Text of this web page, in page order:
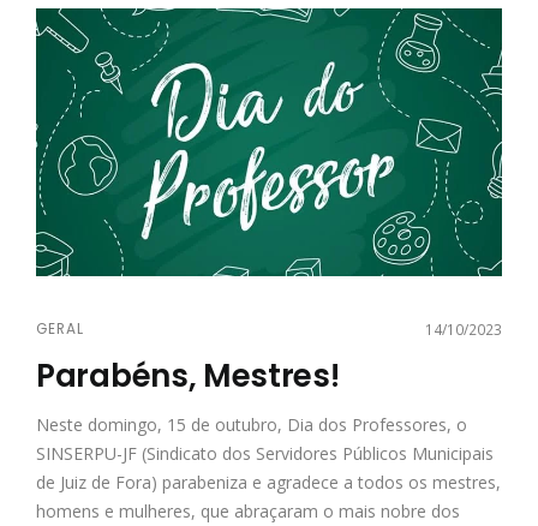
GERAL 14/10/2023
Parabéns, Mestres!
Neste domingo, 15 de outubro, Dia dos Professores, o
SINSERPU-JF (Sindicato dos Servidores Públicos Municipais
de Juiz de Fora) parabeniza e agradece a todos os mestres,
homens e mulheres, que abraçaram o mais nobre dos